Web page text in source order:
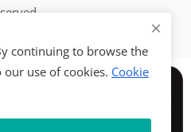
continuing to browse the
use of cookies. Cookie